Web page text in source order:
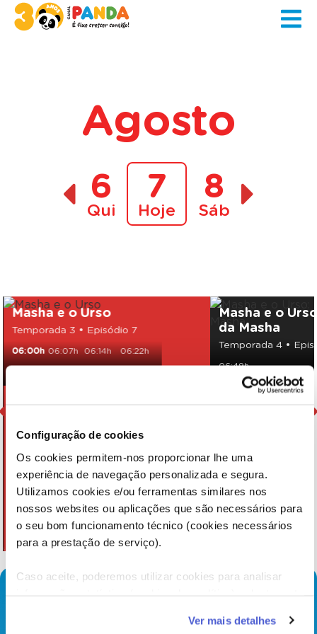
Configuração de cookies
Os cookies permitem-nos proporcionar lhe uma
experiência de navegação personalizada e segura.
Utilizamos cookies e/ou ferramentas similares nos
nossos websites ou aplicações que são necessários para
o seu bom funcionamento técnico (cookies necessários
para a prestação de serviço).
Caso aceite, poderemos utilizar cookies para analisar
funcionalidades (cookies de personalização e
Ver mais detalhes
Agosto
6
Qui
7
Hoje
8
Sáb
Masha e o Urso
Temporada 3 • Episódio 7
06:00h 06:07h 06:14h
06:22h
06:33h 06:41h 09:25h
Masha e o
da Masha
Temporada 4 •
06:49h